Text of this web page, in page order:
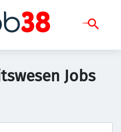
Jobs